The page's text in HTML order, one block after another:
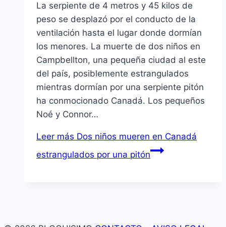
La serpiente de 4 metros y 45 kilos de
peso se desplazó por el conducto de la
ventilación hasta el lugar donde dormían
los menores. La muerte de dos niños en
Campbellton, una pequeña ciudad al este
del país, posiblemente estrangulados
mientras dormían por una serpiente pitón
ha conmocionado Canadá. Los pequeños
Noé y Connor…
Leer más Dos niños mueren en Canadá
estrangulados por una pitón